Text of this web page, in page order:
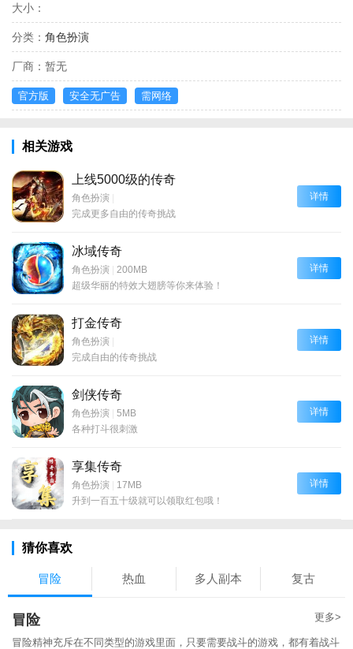
大小：
分类： 角色扮演
厂商： 暂无
官方版 安全无广告 需网络
相关游戏
上线5000级的传奇
角色扮演 |
完成更多自由的传奇挑战
详情
冰域传奇
角色扮演 | 200MB
超级华丽的特效大翅膀等你来体验！
详情
打金传奇
角色扮演 |
完成自由的传奇挑战
详情
剑侠传奇
角色扮演 | 5MB
各种打斗很刺激
详情
享集传奇
角色扮演 | 17MB
升到一百五十级就可以领取红包哦！
详情
猜你喜欢
冒险 热血 多人副本 复古
冒险 更多>
冒险精神充斥在不同类型的游戏里面，只要需要战斗的游戏，都有着战斗